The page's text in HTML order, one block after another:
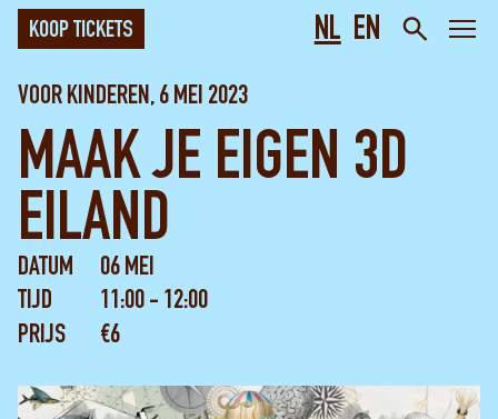
NL EN
KOOP TICKETS
VOOR KINDEREN, 6 MEI 2023
MAAK JE EIGEN 3D
EILAND
DATUM
06 MEI
TIJD
11:00 - 12:00
PRIJS
€6